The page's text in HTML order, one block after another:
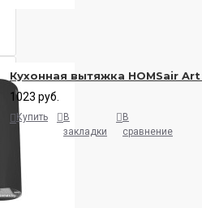
Кухонная вытяжка HOMSair
1023 руб.
Купить
В
закладки
В
сравнение